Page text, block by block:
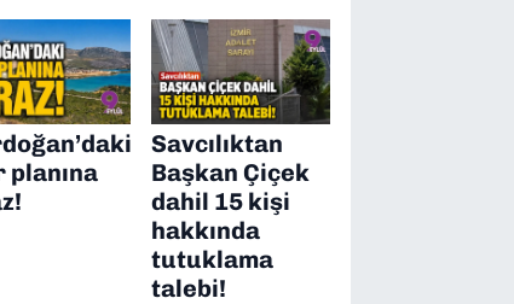
planına
Savcılıktan
Başkan Çiçek
dahil 15 kişi
hakkında
tutuklama
talebi!